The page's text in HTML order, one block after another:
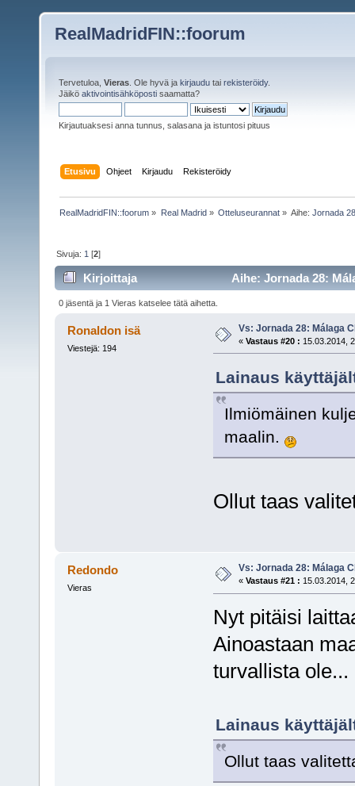
RealMadridFIN::foorum
Tervetuloa, Vieras . Ole hyvä ja kirjaudu tai rekisteröidy.
Jäikö aktivointisähköposti saamatta?
Kirjautuaksesi anna tunnus, salasana ja istuntosi pituus
Etusivu Ohjeet Kirjaudu Rekisteröidy
RealMadridFIN::foorum » Real Madrid» Otteluseurannat» Aihe:Jornada
Sivuja: 1 [2]
Kirjoittaja Aihe: Jornada 28:
0 jäsentä ja 1 Vieras katselee tätä aihetta.
Ronaldon isä
Viestejä: 194
Vs: Jornada 28: Málaga
« Vastaus #20 : 15.03.2014,
Lainaus
Ilmiömäinen
maalin.
Ollut taas
Redondo
Vieras
Vs: Jornada 28: Málaga
« Vastaus #21 : 15.03.2014,
Nyt pitäisi
Ainoastaan
turvallista ole...
Lainaus
Ollut taas